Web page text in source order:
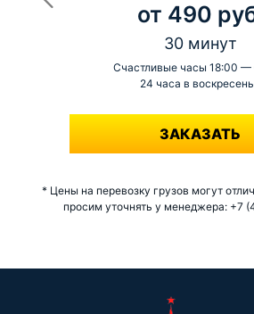
от 490
30 минут
Счастливые часы 18:00 —
24 часа в -
ЗАКАЗАТЬ
* Цены на перевозку грузов могут
просим уточнять у менеджера: +7